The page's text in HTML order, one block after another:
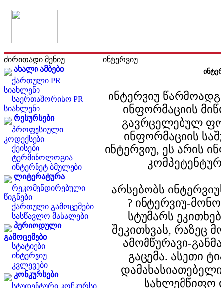
ძირითადი მენიუ
ახალი ამბები
ქართული PR
სიახლენი
საერთაშორისო PR
სიახლენი
რესურსები
პროფესიული
კოდექსები
ქეისები
ტერმინოლოგია
ინტერნეტ ბმულები
ლიტერატურა
რეკომენდირებული
წიგნები
ქართული გამოცემები
სასწავლო მასალები
პერიოდული
გამოცემები
სტატიები
ინტერვიუ
კვლევები
კონკურსები
სტუდენტური კონკურსი
ინტერვიუ
ინტერვიუ
ინფორმაციის
გავრცელებულ
ინფორმაციის
ინტერვიუ, ეს არის
არსებობს
? ინტერვიუ-
სტუმარს
შეკითხვას, რაზეც
ამომწურავი-
გაცემა. ასეთი
სახლემწიფო